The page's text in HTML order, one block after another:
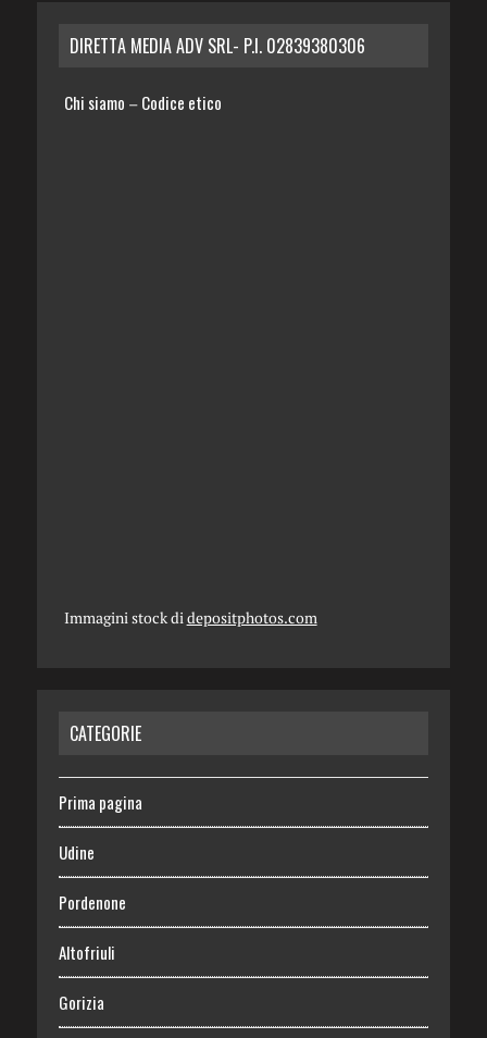
DIRETTA MEDIA ADV SRL- P.I. 02839380306
Chi siamo – Codice etico
Immagini stock di depositphotos.com
CATEGORIE
Prima pagina
Udine
Pordenone
Altofriuli
Gorizia